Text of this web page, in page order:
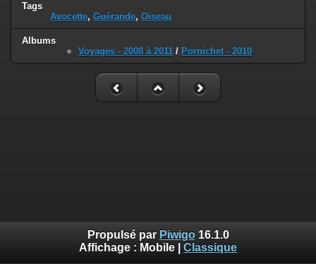
Tags
Avocette, Guérande, Oiseau
Albums
Voyages - 2008 à 2011 / Pornichet - 2010
Propulsé par Piwigo16.1.0
Affichage : Mobile Classique